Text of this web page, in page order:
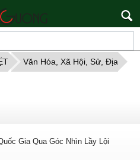
kiếm
Văn Hóa, Xã Hội, Sử, Địa
Gia Qua Góc Nhìn Lầy Lội